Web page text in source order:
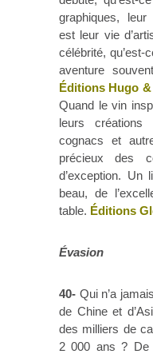
graphiques, leur
est leur vie
célébrité,
aventure
Éditions Hugo &
Quand le vin
leurs
cognacs et
précieux des
d’exception. Un
beau, de
table. Éditions
Évasion
40- Qui n’a
de Chine et
des milliers de
2 000 ans ? De